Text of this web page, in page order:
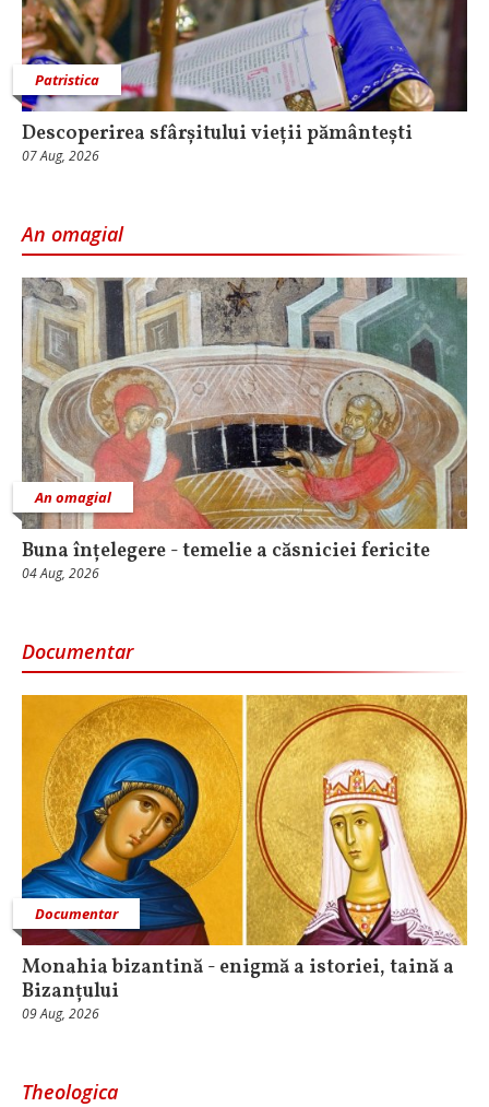
Patristica
Descoperirea sfârșitului vieții pământești
07 Aug, 2026
An omagial
An omagial
Buna înțelegere - temelie a căsniciei fericite
04 Aug, 2026
Documentar
Documentar
Monahia bizantină - enigmă a istoriei, taină a
Bizanțului
09 Aug, 2026
Theologica